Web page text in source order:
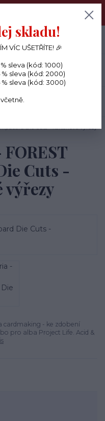
každý den, KREATIVNÍ
Menu
Cuts -
výřezy
cardmaking - ke zdobení
pro alba Project Life. Acid &
skladu!
VÍC UŠETŘÍTE! 🎉
sleva (kód: 1000)
sleva (kód: 2000)
sleva (kód: 3000)
včetně.